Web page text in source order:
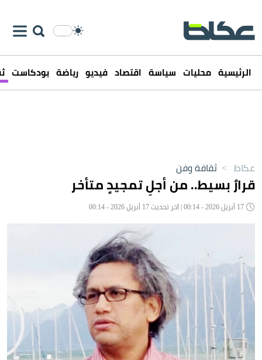
الرئيسية محليات سياسة اقتصاد فيديو رياضة بودكاست
عكاظ > ثقافة وفن
قرارٌ بسيط.. من أجلِ تمجيدٍ متأخر